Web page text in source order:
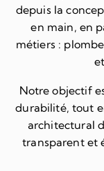
depuis la
en main, en
métiers :
Notre objectif
durabilité, tout
architectural
transparent et